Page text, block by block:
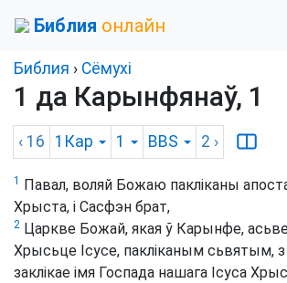
Библия онлайн
Библия › Сёмухі
1 да Карынфянаў, 1
‹ 16 1Кар 1 BBS 2 ›
1
Павал, воляй Божаю пакліканы
Хрыста, і Сасфэн брат,
2 Царкве Божай, якая ў Карынфе,
Хрысьце Ісусе, пакліканым сьвятым, з
заклікае імя Госпада нашага Ісуса